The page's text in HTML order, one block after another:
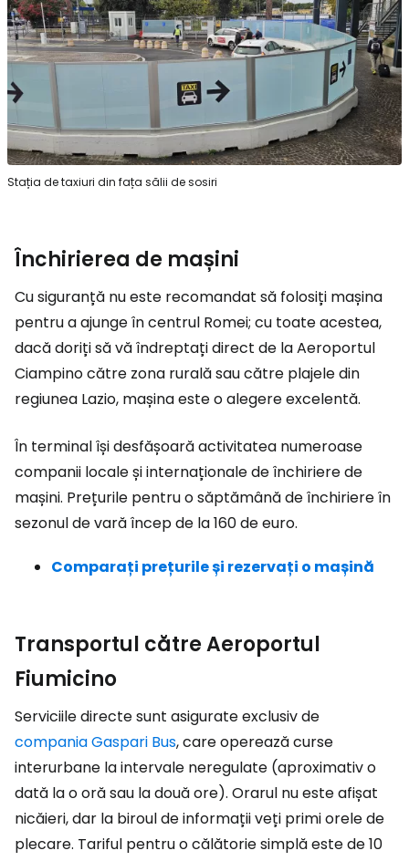
Stația de taxiuri din fața sălii de sosiri
Închirierea de mașini
Cu siguranță nu este recomandat să folosiți mașina
pentru a ajunge în centrul Romei; cu toate acestea,
dacă doriți să vă îndreptați direct de la Aeroportul
Ciampino către zona rurală sau către plajele din
regiunea Lazio, mașina este o alegere excelentă.
În terminal își desfășoară activitatea numeroase
companii locale și internaționale de închiriere de
mașini. Prețurile pentru o săptămână de închiriere în
sezonul de vară încep de la 160 de euro.
Comparați prețurile și rezervați o mașină
Transportul către Aeroportul
Fiumicino
Serviciile directe sunt asigurate exclusiv de
compania Gaspari Bus, care operează curse
interurbane la intervale neregulate (aproximativ o
dată la o oră sau la două ore). Orarul nu este afișat
nicăieri, dar la biroul de informații veți primi orele de
plecare. Tariful pentru o călătorie simplă este de 10